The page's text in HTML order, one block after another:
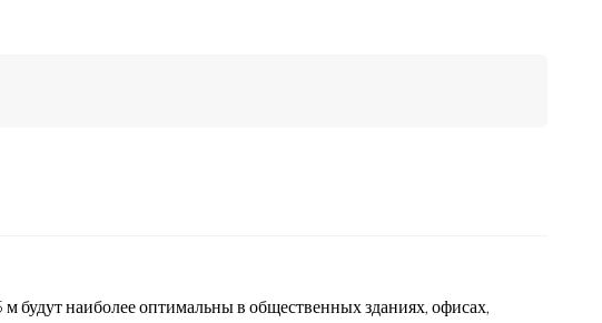
наиболее оптимальны в общественных зданиях, офисах,